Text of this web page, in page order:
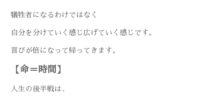
犠牲者になるわけではなく
自分を分けていく感じ広げていく感じです。
喜びが倍になって帰ってきます。
【命＝時間】
人生の後半戦は、